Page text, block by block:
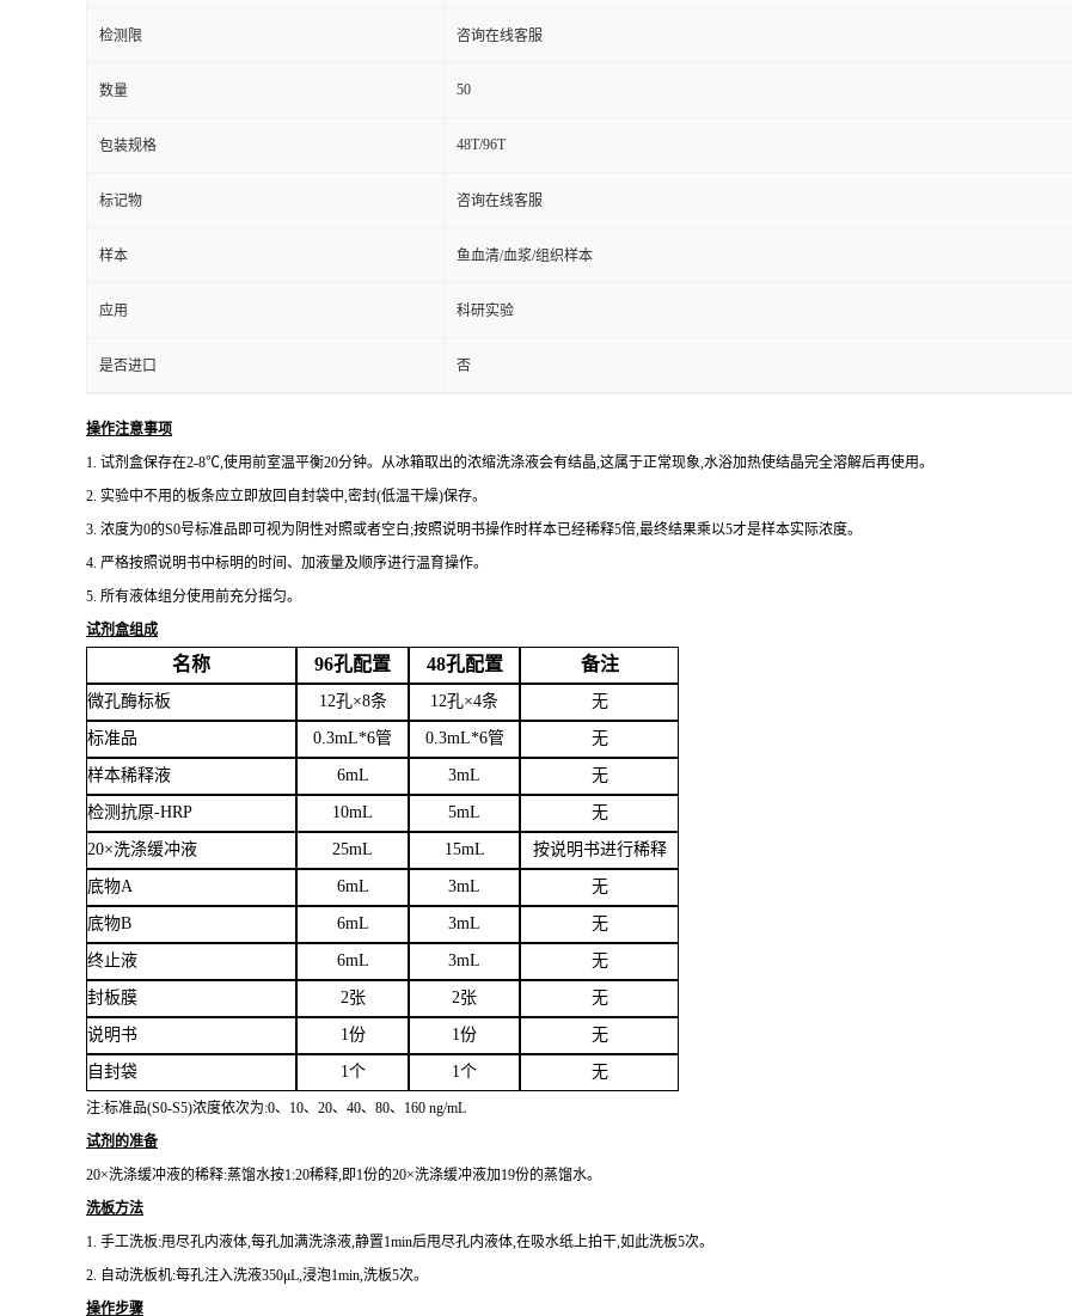
检测限 咨询在线客服
数量 50
包装规格 48T/96T
标记物 咨询在线客服
样本 鱼血清/血浆/组织样本
应用 科研实验
是否进口 否
操作注意事项
1. 试剂盒保存在2-8℃,使用前室温平衡20分钟。从冰箱取出的浓缩洗涤液会有结晶,这属于正常现象,水浴加热使结晶完全溶解后再使用。
2. 实验中不用的板条应立即放回自封袋中,密封(低温干燥)保存。
3. 浓度为0的S0号标准品即可视为阴性对照或者空白;按照说明书操作时样本已经稀释5倍,最终结果乘以5才是样本实际浓度。
4. 严格按照说明书中标明的时间、加液量及顺序进行温育操作。
5. 所有液体组分使用前充分摇匀。
试剂盒组成
名称 96孔配置 48孔配置 备注
微孔酶标板 12孔×8条 12孔×4条 无
标准品 0.3mL*6管 0.3mL*6管 无
样本稀释液 6mL 3mL 无
检测抗原-HRP 10mL 5mL 无
20×洗涤缓冲液 25mL 15mL 按说明书进行稀释
底物A 6mL 3mL 无
底物B 6mL 3mL 无
终止液 6mL 3mL 无
封板膜 2张 2张 无
说明书 1份 1份 无
自封袋 1个 1个 无
注:标准品(S0-S5)浓度依次为:0、10、20、40、80、160 ng/mL
试剂的准备
20×洗涤缓冲液的稀释:蒸馏水按1:20稀释,即1份的20×洗涤缓冲液加19份的蒸馏水。
洗板方法
1. 手工洗板:甩尽孔内液体,每孔加满洗涤液,静置1min后甩尽孔内液体,在吸水纸上拍干,如此洗板5次。
2. 自动洗板机:每孔注入洗液350μL,浸泡1min,洗板5次。
操作步骤